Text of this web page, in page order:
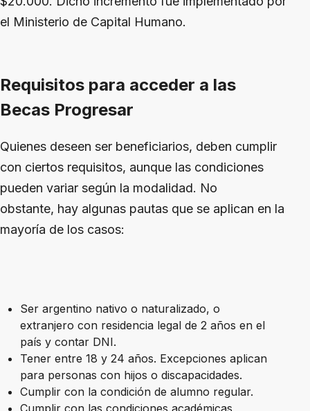
el Ministerio de Capital Humano.
Requisitos para acceder a las
Becas Progresar
Quienes deseen ser beneficiarios, deben cumplir
con ciertos requisitos, aunque las condiciones
pueden variar según la modalidad. No
obstante, hay algunas pautas que se aplican en la
mayoría de los casos:
Ser argentino nativo o naturalizado, o
extranjero con residencia legal de 2 años en el
país y contar DNI.
Tener entre 18 y 24 años. Excepciones aplican
para personas con hijos o discapacidades.
Cumplir con la condición de alumno regular.